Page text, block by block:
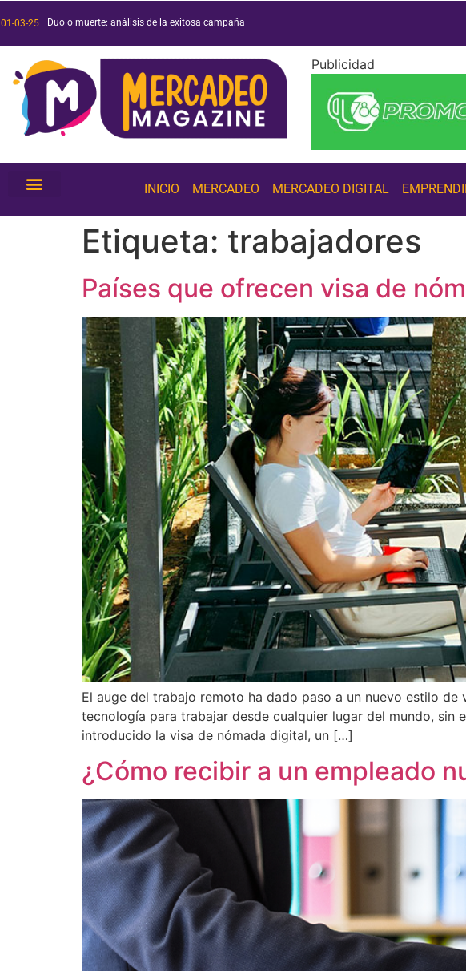
01-03-25 Duo o muerte: análisis de la exitosa campaña de Duolingo
Películas y series 2025: ¡conoce las más esperadas!
Tendencias de inteligencia artificial 2025: ¡conócelas!
Publicidad
INICIO MERCADEO MERCADEO DIGITAL
Etiqueta: trabajadores
Países que ofrecen visa de
El auge del trabajo remoto ha dado paso a un nuevo estilo
tecnología para trabajar desde cualquier lugar del mundo, sin
introducido la visa de nómada digital, un […]
¿Cómo recibir a un empleado